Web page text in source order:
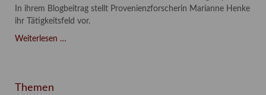
In ihrem Blogbeitrag stellt Provenienzforscherin Marianne Henke
ihr Tätigkeitsfeld vor.
Weiterlesen …
Themen